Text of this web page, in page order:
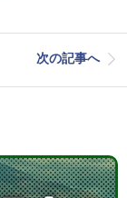
次の記事へ